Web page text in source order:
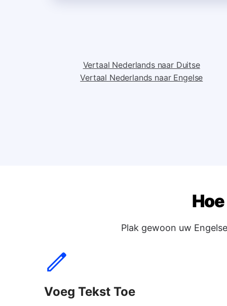
Vertaal Nederlands naar Duitse
Vertaal Nederlands naar Engelse
Plak gewoon uw
Voeg Tekst Toe